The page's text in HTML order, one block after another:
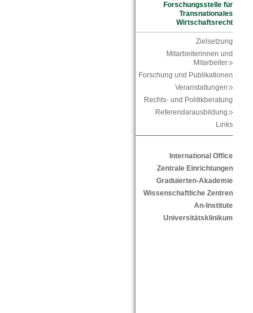
Forschungsstelle für
Transnationales
Wirtschaftsrecht
Zielsetzung
Mitarbeiterinnen und
Mitarbeiter
Forschung und Publikationen
Veranstaltungen
Rechts- und Politikberatung
Referendarausbildung
Links
International Office
Zentrale Einrichtungen
Graduierten-Akademie
Wissenschaftliche Zentren
An-Institute
Universitätsklinikum